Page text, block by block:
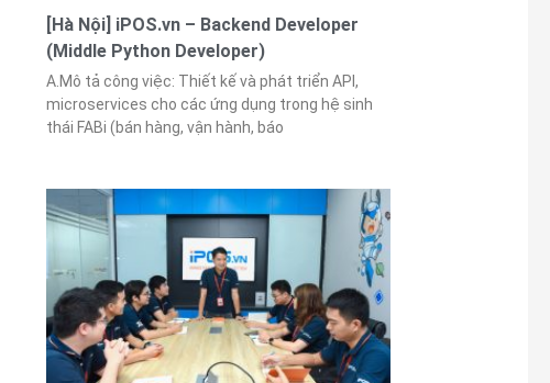
[Hà Nội] iPOS.vn – Backend Developer
(Middle Python Developer)
A.Mô tả công việc: Thiết kế và phát triển API,
microservices cho các ứng dụng trong hệ sinh
thái FABi (bán hàng, vận hành, báo